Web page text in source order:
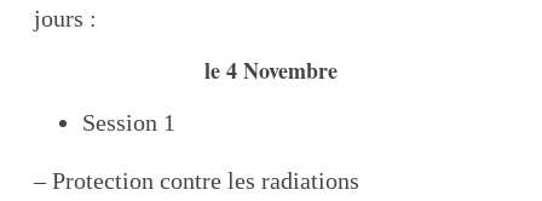
jours :
le 4 Novembre
Session 1
– Protection contre les radiations